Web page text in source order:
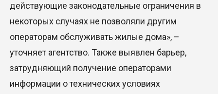
действующие законодательные ограничения в
некоторых случаях не позволяли другим
операторам обслуживать жилые дома», –
уточняет агентство. Также выявлен барьер,
затрудняющий получение операторами
информации о технических условиях